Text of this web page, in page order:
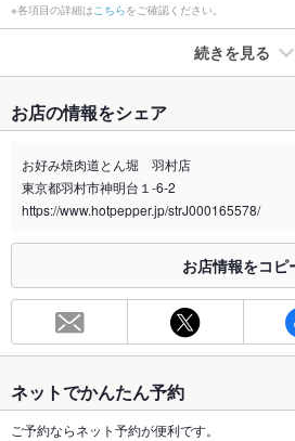
※各項目の詳細は こちらをご確認ください。
続きを見る
禁煙・喫煙
全席禁煙
喫煙専用室 なし
合わせください。
お席
86席(ご宴会など承ります。ご予
容人数
個室 なし ：個室はございませんが、
お店の情報をシェア
お好み焼肉道とん堀 羽村店
東京都羽村市神明台１-6-2
https://www.hotpepper.jp/strJ000165578/
お店情報をコピ
ネットでかんたん予約
ご予約ならネット予約が便利です。